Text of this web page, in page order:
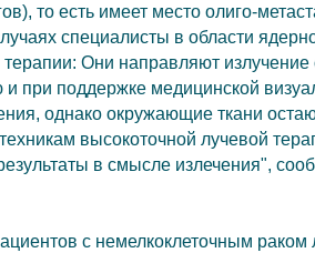
то есть имеет место олиго-
специалисты в области
: Они направляют излучение
и при поддержке медицинской
однако окружающие ткани
высокоточной лучевой
в смысле излечения",
с немелкоклеточным раком